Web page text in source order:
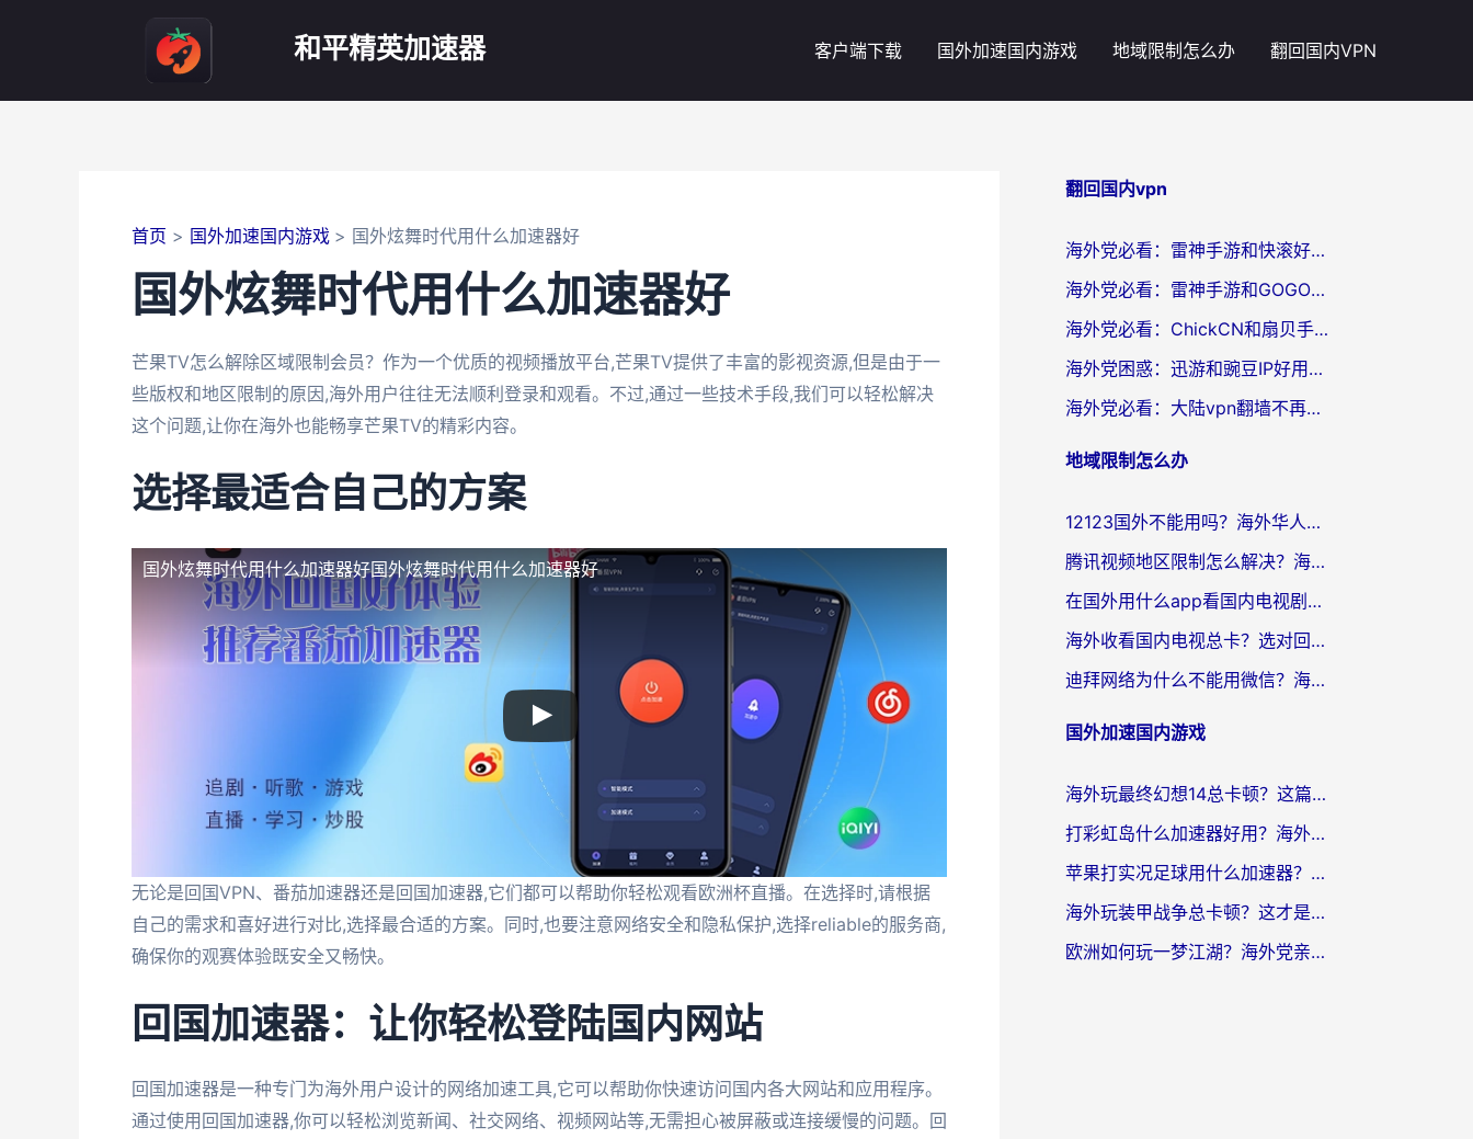
和平精英加速器 客户端下载 国外加速国内游戏 地域限制怎么办 翻回国内VPN
首页 国外加速国内游戏 国外炫舞时代用什么加速器好
国外炫舞时代用什么加速器好
芒果TV怎么解除区域限制会员？作为一个优质的视频播放平台,芒果TV提供了丰富的影视资源,但是由于一
些版权和地区限制的原因,海外用户往往无法顺利登录和观看。不过,通过一些技术手段,我们可以轻松解决
这个问题,让你在海外也能畅享芒果TV的精彩内容。
选择最适合自己的方案
国外炫舞时代用什么加速器好国外炫舞时代用什么加速器好
无论是回国VPN、番茄加速器还是回国加速器,它们都可以帮助你轻松观看欧洲杯直播。在选择时,请根据
自己的需求和喜好进行对比,选择最合适的方案。同时,也要注意网络安全和隐私保护,选择reliable的服务商,
确保你的观赛体验既安全又畅快。
回国加速器：让你轻松登陆国内网站
回国加速器是一种专门为海外用户设计的网络加速工具,它可以帮助你快速访问国内各大网站和应用程序。
通过使用回国加速器,你可以轻松浏览新闻、社交网络、视频网站等,无需担心被屏蔽或连接缓慢的问题。回
翻回国内vpn
海外党必看：雷神手游和快滚好用吗？3步选对回国加速器无缝刷国内资源
海外党必看：雷神手游和GOGO好用吗？3步选对回国加速器，无缝刷剧玩原神
海外党必看：ChickCN和扇贝手游好用吗？3步选对回国加速器无缝刷国内资源
海外党困惑：迅游和豌豆IP好用吗？选对回国加速器，刷剧游戏再也不卡
海外党必看：大陆vpn翻墙不再难！选对加速器，无缝刷国内资源
地域限制怎么办
12123国外不能用吗？海外华人亲测有效的回国加速方案来了
腾讯视频地区限制怎么解决？海外党亲测有效的回国加速器选择指南
在国外用什么app看国内电视剧？留学生亲测有效的回国加速方案
海外收看国内电视总卡？选对回国加速器，让你流畅追《狂飙》《长相思》
迪拜网络为什么不能用微信？海外党必看的回国加速解决方案
国外加速国内游戏
海外玩最终幻想14总卡顿？这篇指南教你选对加速器（附非洲美国玩家实测）
打彩虹岛什么加速器好用？海外党亲测的国服游戏加速终极指南
苹果打实况足球用什么加速器？海外党亲测有效的国服游戏加速指南
海外玩装甲战争总卡顿？这才是玩装甲战争最好的加速器（附马来西亚玩重装上阵攻略）
欧洲如何玩一梦江湖？海外党亲测有效的国服游戏加速指南